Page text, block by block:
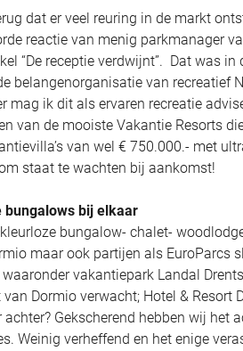
dat er veel reuring in de markt
reactie van menig parkmanager
“De receptie verdwijnt”. Dat was
belangenorganisatie van recreatief
mag ik dit als ervaren recreatie
van de mooiste Vakantie Resorts
van wel € 750.000.- met
staat te wachten bij aankomst!
bungalows bij elkaar
bungalow- chalet-
maar ook partijen als EuroParcs
vakantiepark Landal
Dormio verwacht; Hotel &
Gekscherend hebben wij het
Weinig verheffend en het enige